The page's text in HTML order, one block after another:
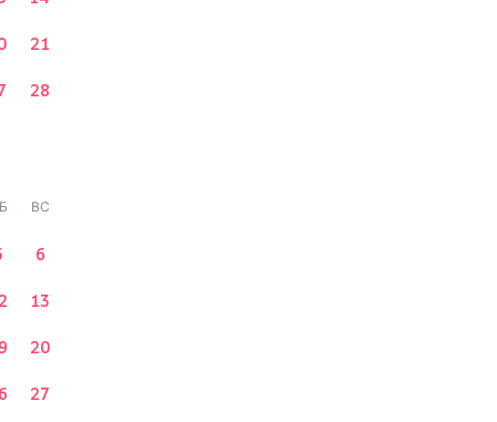
21
28
ВС
6
13
20
27